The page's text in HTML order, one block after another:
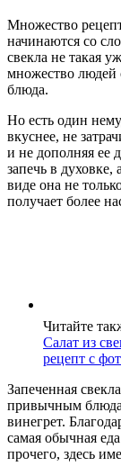
Множество
начинаются со
свекла не такая
множество людей
блюда.
Но есть один
вкуснее, не
и не дополняя ее
запечь в духовке,
виде она не
получает более
Читайте
Салат из
рецепт с
Запеченная
привычным
винегрет.
самая обычная
прочего, здесь